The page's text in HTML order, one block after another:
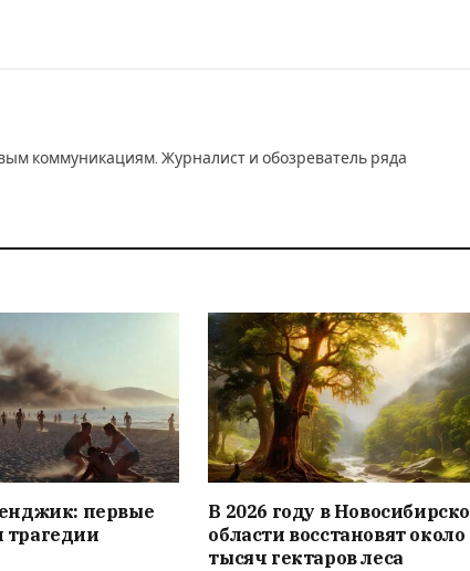
коммуникациям. Журналист и обозреватель ряда
первые
трагедии
В 2026 году в
области восстановят около
тысяч гектаров леса